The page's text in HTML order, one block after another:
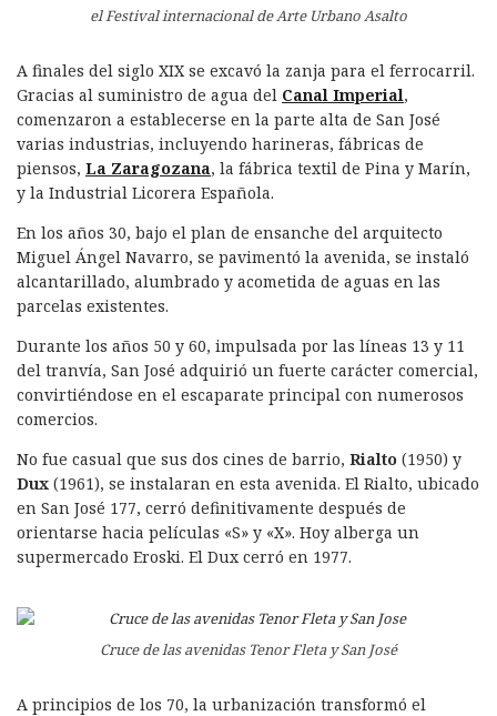
el Festival internacional de Arte Urbano Asalto
A finales del siglo XIX se excavó la zanja para el ferrocarril.
Gracias al suministro de agua del Canal Imperial,
comenzaron a establecerse en la parte alta de San José
varias industrias, incluyendo harineras, fábricas de
piensos, La Zaragozana, la fábrica textil de Pina y Marín,
y la Industrial Licorera Española.
En los años 30, bajo el plan de ensanche del arquitecto
Miguel Ángel Navarro, se pavimentó la avenida, se instaló
alcantarillado, alumbrado y acometida de aguas en las
parcelas existentes.
Durante los años 50 y 60, impulsada por las líneas 13 y 11
del tranvía, San José adquirió un fuerte carácter comercial,
convirtiéndose en el escaparate principal con numerosos
comercios.
No fue casual que sus dos cines de barrio, Rialto (1950) y
Dux (1961), se instalaran en esta avenida. El Rialto, ubicado
en San José 177, cerró definitivamente después de
orientarse hacia películas «S» y «X». Hoy alberga un
supermercado Eroski. El Dux cerró en 1977.
Cruce de las avenidas Tenor Fleta y San José
A principios de los 70, la urbanización transformó el